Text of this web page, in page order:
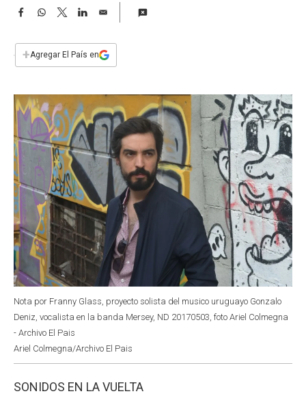
F
e
b
k
W
s
p
T
w
t
L
E
i
l
+Agregar El País en
Nota por Franny Glass, proyecto solista del musico uruguayo Gonzalo
Deniz, vocalista en la banda Mersey, ND 20170503, foto Ariel Colmegna
- Archivo El Pais
Ariel Colmegna/Archivo El Pais
SONIDOS EN LA VUELTA